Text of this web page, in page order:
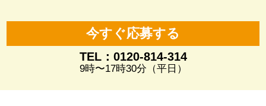
今すぐ応募する
TEL：0120-814-314
9時〜17時30分（平日）